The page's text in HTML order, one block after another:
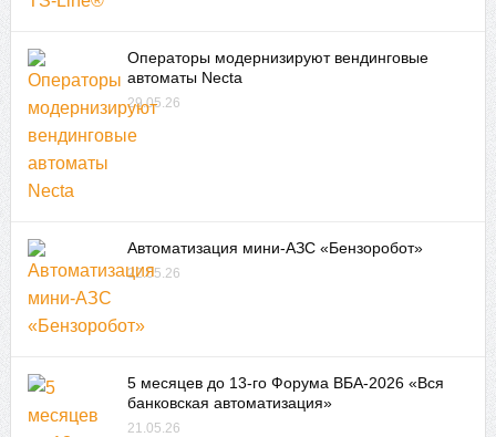
Операторы модернизируют вендинговые
автоматы Necta
29.05.26
Автоматизация мини-АЗС «Бензоробот»
22.05.26
5 месяцев до 13-го Форума ВБА-2026 «Вся
банковская автоматизация»
21.05.26